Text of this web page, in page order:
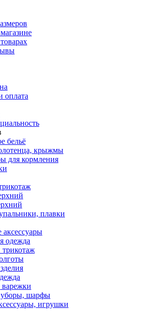
оплата
бельё
крыжмы
для кормления
плавки
одежда
шарфы
игрушки